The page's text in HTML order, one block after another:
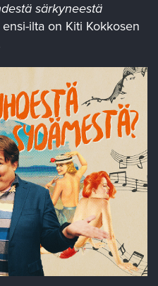
särkyneestä
ilta on Kiti Kokkosen